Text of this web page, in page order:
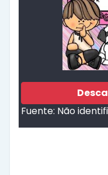
Fuente: Não